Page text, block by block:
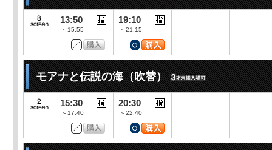
13:50
～15:55
19:10
～21:15
モアナと伝説の海（吹替）
15:30
～17:40
20:30
～22:40